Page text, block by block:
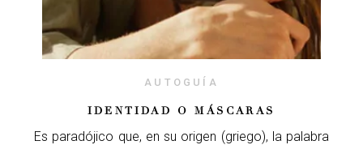
AUTOGUÍA
IDENTIDAD O MÁSCARAS
Es paradójico que, en su origen (griego), la palabra